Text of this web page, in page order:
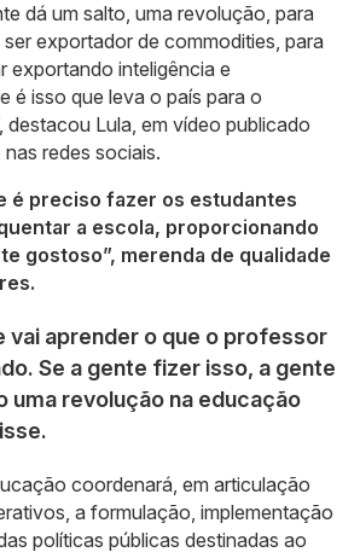
dá um salto, uma revolução, para
exportador de commodities, para
exportando inteligência e
é isso que leva o país para o
destacou Lula, em vídeo publicado
redes sociais.
é preciso fazer os estudantes
a escola, proporcionando
gostoso”, merenda de qualidade
vai aprender o que o professor
Se a gente fizer isso, a gente
uma revolução na educação
coordenará, em articulação
a formulação, implementação
políticas públicas destinadas ao